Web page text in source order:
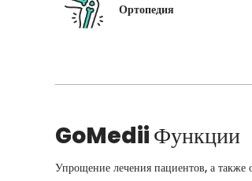
Ортопедия
GoMediiФункции
Упрощение лечения пациентов, а также